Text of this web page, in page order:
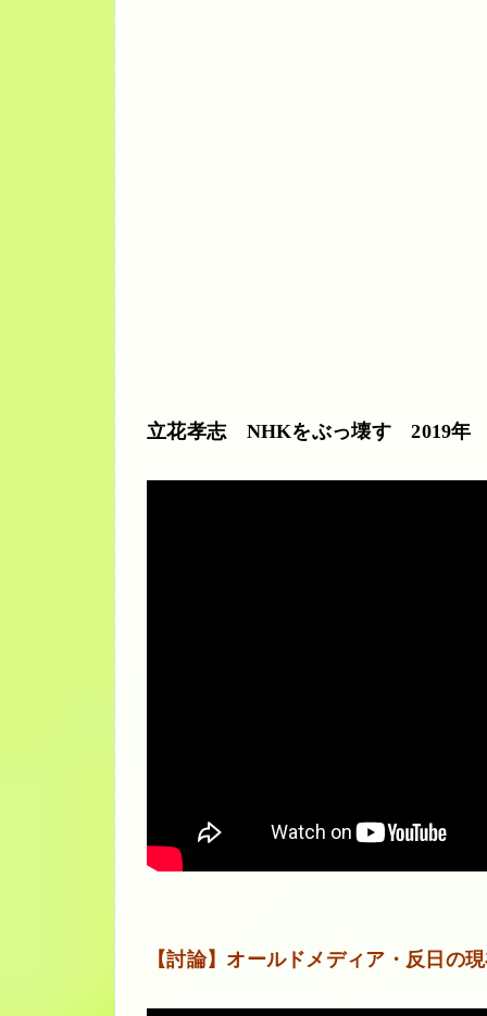
立花孝志 NHKをぶっ壊す 2019年
【討論】オールドメディア・反日の